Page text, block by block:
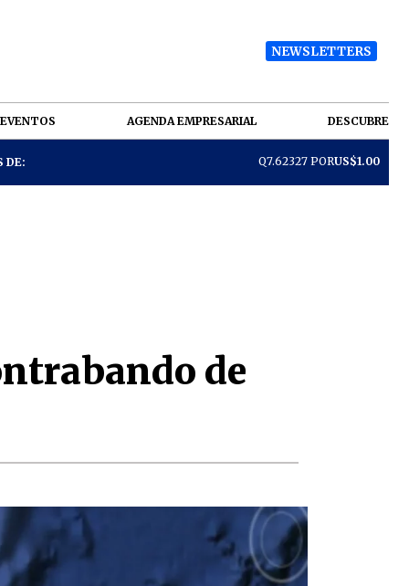
NEWSLETTERS
EVENTOS AGENDA EMPRESARIAL DESCUBRE
DE: Q7.62327 PORUS$1.00
de